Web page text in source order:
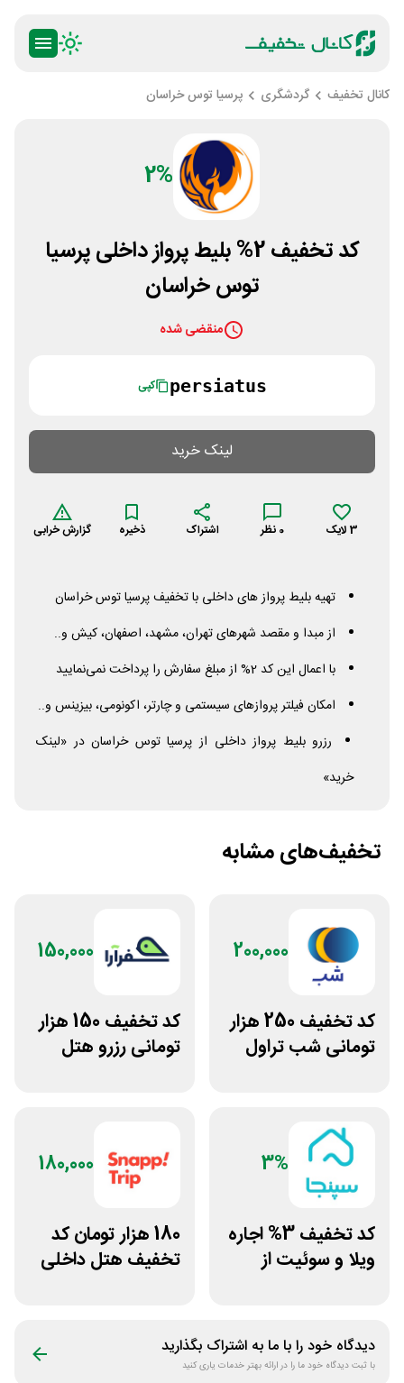
کانال تخفیف گردشگری پرسیا توس خراسان
2%
کد تخفیف 2% بلیط پرواز داخلی پرسیا
توس خراسان
منقضی شده
persiatus کپی
لینک خرید
3 لایک 0 نظر اشتراک ذخیره گزارش خرابی
تهیه بلیط پرواز های داخلی با تخفیف پرسیا توس خراسان
از مبدا و مقصد شهرهای تهران، مشهد، اصفهان، کیش و..
با اعمال این کد 2% از مبلغ سفارش را پرداخت نمی‌نمایید
امکان فیلتر پروازهای سیستمی و چارتر، اکونومی، بیزینس و..
رزرو بلیط پرواز داخلی از پرسیا توس خراسان در «لینک
خرید»
تخفیف‌های مشابه
200,000
کد تخفیف 250 هزار
تومانی شب تراول
150,000
کد تخفیف 150 هزار
تومانی رزرو هتل
3%
کد تخفیف 3% اجاره
ویلا و سوئیت از
180,000
180 هزار تومان کد
تخفیف هتل داخلی
دیدگاه خود را با ما به اشتراک بگذارید
با ثبت دیدگاه خود ما را در ارائه بهتر خدمات یاری کنید